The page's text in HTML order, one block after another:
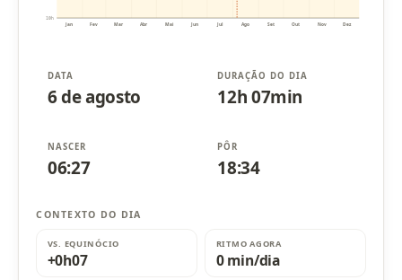
10h
Jan
Fev Mar Abr Mai Jun Jul Ago Set Out Nov Dez
DATA
6 de agosto
DURAÇÃO DO DIA
12h 07min
NASCER
06:27
PÔR
18:34
CONTEXTO DO DIA
VS. EQUINÓCIO
+0h07
RITMO AGORA
0 min/dia